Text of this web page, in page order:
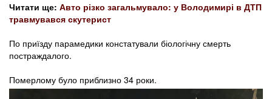
Читати ще: Авто різко загальмувало: у Володимирі в ДТП
травмувався скутерист
По приїзду парамедики констатували біологічну смерть
постраждалого.
Померлому було приблизно 34 роки.